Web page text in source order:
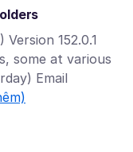
152.0.1
some at various
Email